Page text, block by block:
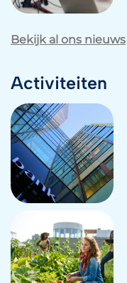
Bekijk al ons nieuws
Activiteiten